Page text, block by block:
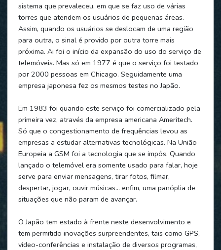
sistema que prevaleceu, em que se faz uso de várias
torres que atendem os usuários de pequenas áreas.
Assim, quando os usuários se deslocam de uma região
para outra, o sinal é provido por outra torre mais
próxima. Ai foi o início da expansão do uso do serviço de
telemóveis. Mas só em 1977 é que o serviço foi testado
por 2000 pessoas em Chicago. Seguidamente uma
empresa japonesa fez os mesmos testes no Japão.
Em 1983 foi quando este serviço foi comercializado pela
primeira vez, através da empresa americana Ameritech.
Só que o congestionamento de frequências levou as
empresas a estudar alternativas tecnológicas. Na União
Europeia a GSM foi a tecnologia que se impôs. Quando
lançado o telemóvel era somente usado para falar, hoje
serve para enviar mensagens, tirar fotos, filmar,
despertar, jogar, ouvir músicas… enfim, uma panóplia de
situações que não param de avançar.
O Japão tem estado à frente neste desenvolvimento e
tem permitido inovações surpreendentes, tais como GPS,
video-conferências e instalação de diversos programas,